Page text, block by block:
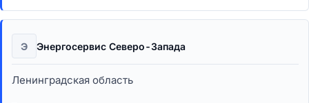
Э Энергосервис Северо-Запада
Ленинградская область